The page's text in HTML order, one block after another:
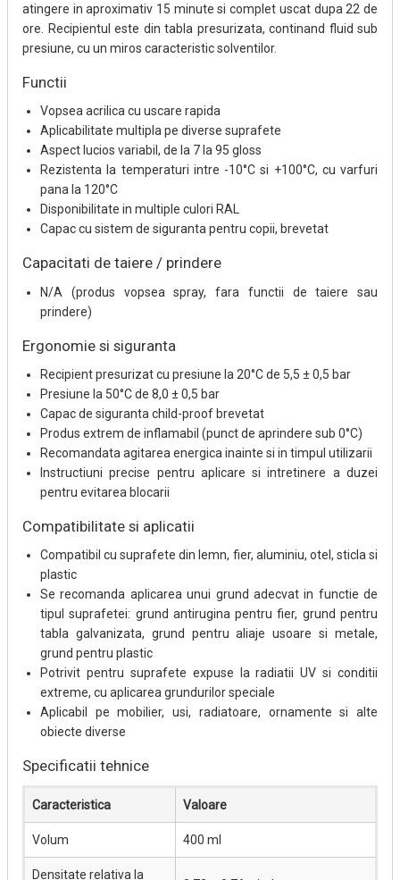
atingere in aproximativ 15 minute si complet uscat dupa 22 de
ore. Recipientul este din tabla presurizata, continand fluid sub
presiune, cu un miros caracteristic solventilor.
Functii
Vopsea acrilica cu uscare rapida
Aplicabilitate multipla pe diverse suprafete
Aspect lucios variabil, de la 7 la 95 gloss
Rezistenta la temperaturi intre -10°C si +100°C, cu varfuri
pana la 120°C
Disponibilitate in multiple culori RAL
Capac cu sistem de siguranta pentru copii, brevetat
Capacitati de taiere / prindere
N/A (produs vopsea spray, fara functii de taiere sau
prindere)
Ergonomie si siguranta
Recipient presurizat cu presiune la 20°C de 5,5 ± 0,5 bar
Presiune la 50°C de 8,0 ± 0,5 bar
Capac de siguranta child-proof brevetat
Produs extrem de inflamabil (punct de aprindere sub 0°C)
Recomandata agitarea energica inainte si in timpul utilizarii
Instructiuni precise pentru aplicare si intretinere a duzei
pentru evitarea blocarii
Compatibilitate si aplicatii
Compatibil cu suprafete din lemn, fier, aluminiu, otel, sticla si
plastic
Se recomanda aplicarea unui grund adecvat in functie de
tipul suprafetei: grund antirugina pentru fier, grund pentru
tabla galvanizata, grund pentru aliaje usoare si metale,
grund pentru plastic
Potrivit pentru suprafete expuse la radiatii UV si conditii
extreme, cu aplicarea grundurilor speciale
Aplicabil pe mobilier, usi, radiatoare, ornamente si alte
obiecte diverse
Specificatii tehnice
Caracteristica Valoare
Volum 400 ml
Densitate relativa la